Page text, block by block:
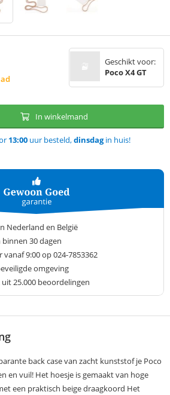
Geschikt voor:
Poco X4 GT
In winkelmand
13:00 uur besteld,dinsdagin huis!
Nederland en België
30 dagen
9:00 op 024-7853362
omgeving
uit 25.000 beoordelingen
back case van zacht kunststof je Poco
en vuil! Het hoesje is gemaakt van hoge
een praktisch beige draagkoord Het